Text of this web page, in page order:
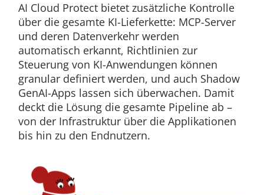
AI Cloud Protect bietet zusätzliche Kontrolle
über die gesamte KI-Lieferkette: MCP-Server
und deren Datenverkehr werden
automatisch erkannt, Richtlinien zur
Steuerung von KI-Anwendungen können
granular definiert werden, und auch Shadow
GenAI-Apps lassen sich überwachen. Damit
deckt die Lösung die gesamte Pipeline ab –
von der Infrastruktur über die Applikationen
bis hin zu den Endnutzern.